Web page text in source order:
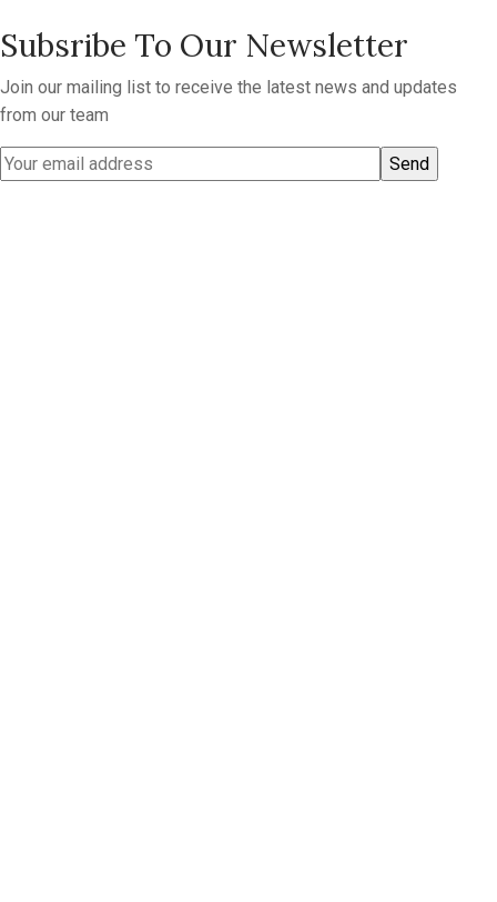
Subsribe To Our Newsletter
Join our mailing list to receive the latest news and updates
from our team